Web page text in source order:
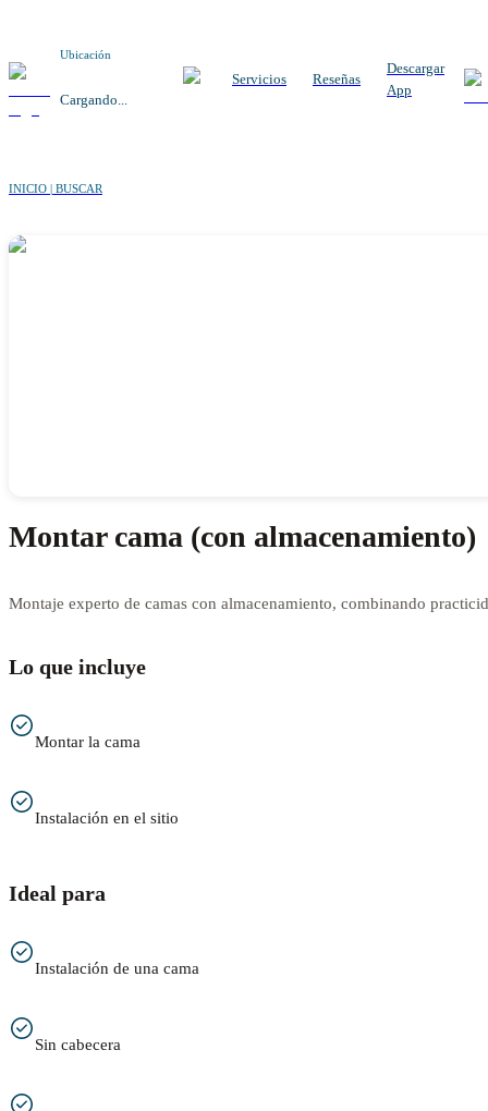
Ubicación
Cargando...
Servicios Reseñas
Descargar
App
INICIO | BUSCAR
Montar cama (con almacenamiento)
Montaje experto de camas con almacenamiento, combinando
Lo que incluye
Montar la cama
Instalación en el sitio
Ideal para
Instalación de una cama
Sin cabecera